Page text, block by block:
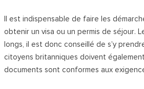
Il est indispensable de faire les
obtenir un visa ou un permis de séjour.
longs, il est donc conseillé de s’y
citoyens britanniques doivent
documents sont conformes aux